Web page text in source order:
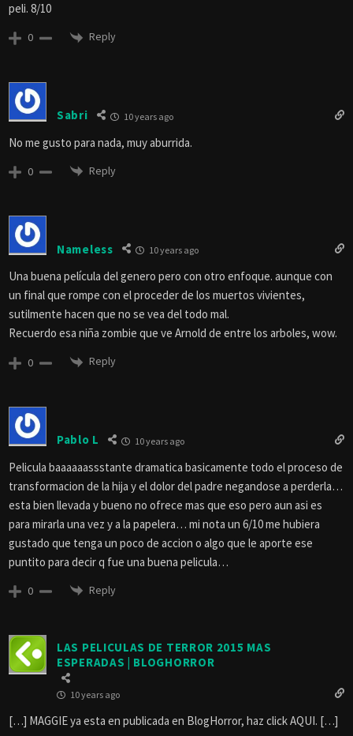
peli. 8/10
0 Reply
Sabri 10 years ago
No me gusto para nada, muy aburrida.
0 Reply
Nameless 10 years ago
Una buena película del genero pero con otro enfoque. aunque con
un final que rompe con el proceder de los muertos vivientes,
sutilmente hacen que no se vea del todo mal.
Recuerdo esa niña zombie que ve Arnold de entre los arboles, wow.
0 Reply
Pablo L 10 years ago
Pelicula baaaaaassstante dramatica basicamente todo el proceso de
transformacion de la hija y el dolor del padre negandose a perderla…
esta bien llevada y bueno no ofrece mas que eso pero aun asi es
para mirarla una vez y a la papelera… mi nota un 6/10 me hubiera
gustado que tenga un poco de accion o algo que le aporte ese
puntito para decir q fue una buena pelicula…
0 Reply
LAS PELICULAS DE TERROR 2015 MAS
ESPERADAS | BLOGHORROR
10 years ago
[…] MAGGIE ya esta en publicada en BlogHorror, haz click AQUI. […]